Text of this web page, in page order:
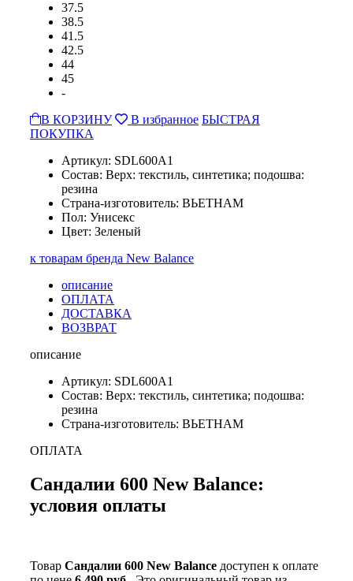
37.5
38.5
41.5
42.5
44
45
-
В КОРЗИНУ
В избранное БЫСТРАЯ
ПОКУПКА
Артикул: SDL600A1
Состав: Верх: текстиль, синтетика; подошва:
резина
Страна-изготовитель: ВЬЕТНАМ
Пол: Унисекс
Цвет: Зеленый
к товарам бренда New Balance
описание
ОПЛАТА
ДОСТАВКА
ВОЗВРАТ
описание
Артикул: SDL600A1
Состав: Верх: текстиль, синтетика; подошва:
резина
Страна-изготовитель: ВЬЕТНАМ
ОПЛАТА
Сандалии 600 New Balance:
условия оплаты
Товар Сандалии 600 New Balance доступен к оплате